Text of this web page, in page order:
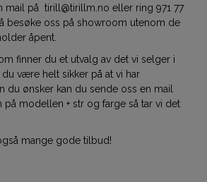
mail på tirill@tirillm.no eller ring 971 77
besøke oss på showroom utenom de
åpent.
finner du et utvalg av det vi selger i
du være helt sikker på at vi har
du ønsker kan du sende oss en mail
på modellen + str og farge så tar vi det
mange gode tilbud!